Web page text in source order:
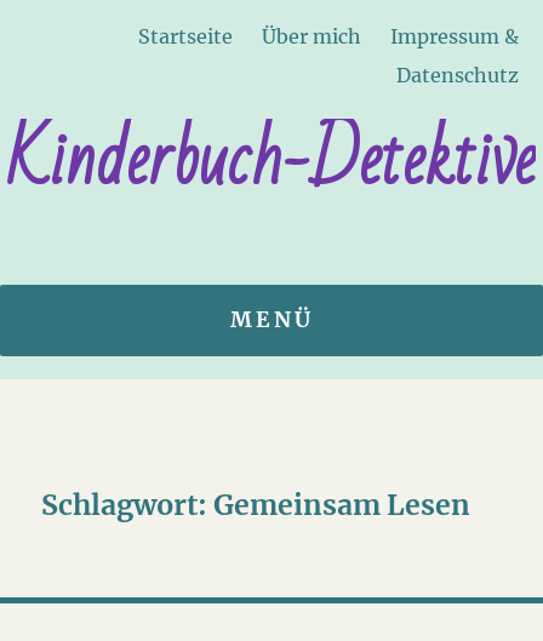
Startseite Über mich
Impressum &
Datenschutz
Kinderbuch-Detektive
MENÜ
Schlagwort:Gemeinsam Lesen